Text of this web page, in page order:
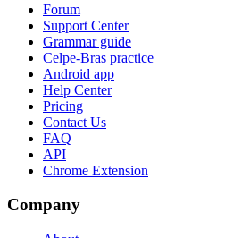
Forum
Support Center
Grammar guide
Celpe-Bras practice
Android app
Help Center
Pricing
Contact Us
FAQ
API
Chrome Extension
Company